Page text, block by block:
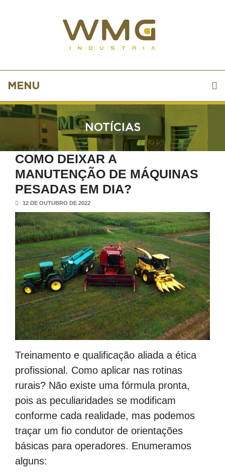
MENU
NOTÍCIAS
COMO DEIXAR A
MANUTENÇÃO DE MÁQUINAS
PESADAS EM DIA?
12 DE OUTUBRO DE 2022
Treinamento e qualificação aliada a ética
profissional. Como aplicar nas rotinas
rurais? Não existe uma fórmula pronta,
pois as peculiaridades se modificam
conforme cada realidade, mas podemos
traçar um fio condutor de orientações
básicas para operadores. Enumeramos
alguns: